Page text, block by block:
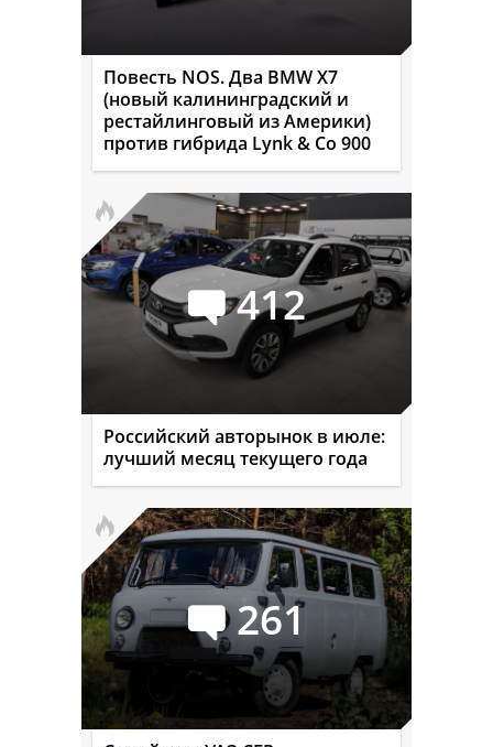
Повесть NOS. Два BMW X7
(новый калининградский и
рестайлинговый из Америки)
против гибрида Lynk & Co 900
412
Российский авторынок в июле:
лучший месяц текущего года
261